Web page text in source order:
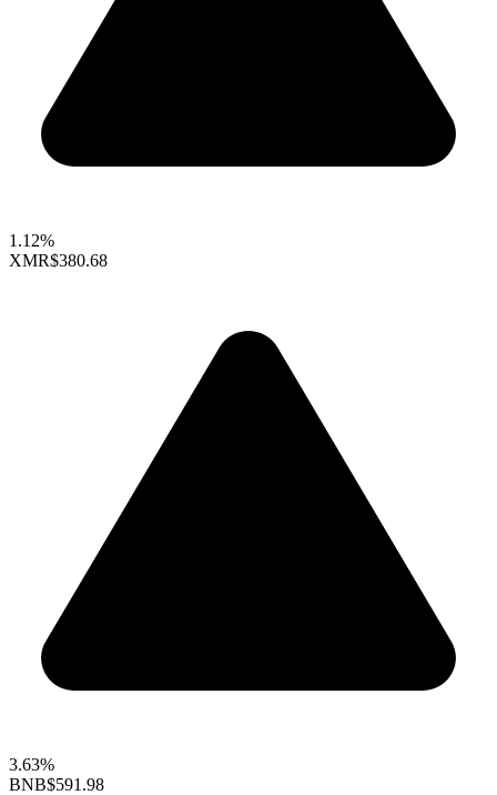
1.12%
XMR$380.68
3.63%
BNB$591.98